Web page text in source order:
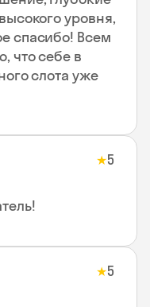
уровня,
спасибо! Всем
что себе в
слота уже
★5
★5